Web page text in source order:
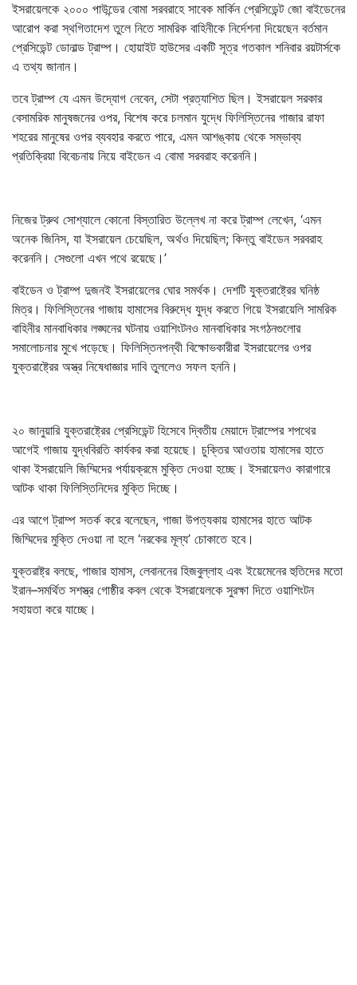
ইসরায়েলকে ২০০০ পাউন্ডের বোমা সরবরাহে সাবেক মার্কিন প্রেসিডেন্ট জো বাইডেনের
আরোপ করা স্থগিতাদেশ তুলে নিতে সামরিক বাহিনীকে নির্দেশনা দিয়েছেন বর্তমান
প্রেসিডেন্ট ডোনাল্ড ট্রাম্প। হোয়াইট হাউসের একটি সূত্র গতকাল শনিবার রয়টার্সকে
এ তথ্য জানান।
তবে ট্রাম্প যে এমন উদ্যোগ নেবেন, সেটা প্রত্যাশিত ছিল। ইসরায়েল সরকার
বেসামরিক মানুষজনের ওপর, বিশেষ করে চলমান যুদ্ধে ফিলিস্তিনের গাজার রাফা
শহরের মানুষের ওপর ব্যবহার করতে পারে, এমন আশঙ্কায় থেকে সম্ভাব্য
প্রতিক্রিয়া বিবেচনায় নিয়ে বাইডেন এ বোমা সরবরাহ করেননি।
নিজের ট্রুথ সোশ্যালে কোনো বিস্তারিত উল্লেখ না করে ট্রাম্প লেখেন, ‘এমন
অনেক জিনিস, যা ইসরায়েল চেয়েছিল, অর্থও দিয়েছিল; কিন্তু বাইডেন সরবরাহ
করেননি। সেগুলো এখন পথে রয়েছে।’
বাইডেন ও ট্রাম্প দুজনই ইসরায়েলের ঘোর সমর্থক। দেশটি যুক্তরাষ্ট্রের ঘনিষ্ঠ
মিত্র। ফিলিস্তিনের গাজায় হামাসের বিরুদ্ধে যুদ্ধ করতে গিয়ে ইসরায়েলি সামরিক
বাহিনীর মানবাধিকার লঙ্ঘনের ঘটনায় ওয়াশিংটনও মানবাধিকার সংগঠনগুলোর
সমালোচনার মুখে পড়েছে। ফিলিস্তিনপন্থী বিক্ষোভকারীরা ইসরায়েলের ওপর
যুক্তরাষ্ট্রের অস্ত্র নিষেধাজ্ঞার দাবি তুললেও সফল হননি।
২০ জানুয়ারি যুক্তরাষ্ট্রের প্রেসিডেন্ট হিসেবে দ্বিতীয় মেয়াদে ট্রাম্পের শপথের
আগেই গাজায় যুদ্ধবিরতি কার্যকর করা হয়েছে। চুক্তির আওতায় হামাসের হাতে
থাকা ইসরায়েলি জিম্মিদের পর্যায়ক্রমে মুক্তি দেওয়া হচ্ছে। ইসরায়েলও কারাগারে
আটক থাকা ফিলিস্তিনিদের মুক্তি দিচ্ছে।
এর আগে ট্রাম্প সতর্ক করে বলেছেন, গাজা উপত্যকায় হামাসের হাতে আটক
জিম্মিদের মুক্তি দেওয়া না হলে ‘নরকের মূল্য’ চোকাতে হবে।
যুক্তরাষ্ট্র বলছে, গাজার হামাস, লেবাননের হিজবুল্লাহ এবং ইয়েমেনের হুতিদের মতো
ইরান–সমর্থিত সশস্ত্র গোষ্ঠীর কবল থেকে ইসরায়েলকে সুরক্ষা দিতে ওয়াশিংটন
সহায়তা করে যাচ্ছে।